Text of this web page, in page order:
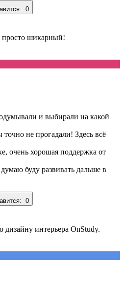
0
просто шикарный!
и выбирали на какой
не прогадали! Здесь всё
очень хорошая поддержка от
буду развивать дальше в
0
дизайну интерьера OnStudy.